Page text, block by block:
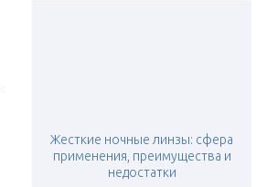
Жесткие ночные линзы: сфера
применения, преимущества и
недостатки